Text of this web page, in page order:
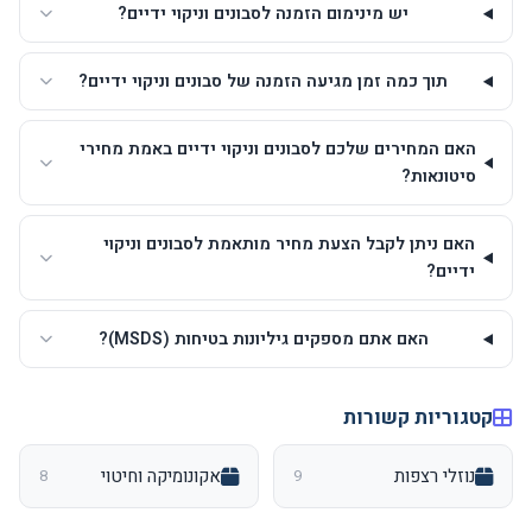
יש מינימום הזמנה לסבונים וניקוי ידיים?
תוך כמה זמן מגיעה הזמנה של סבונים וניקוי ידיים?
האם המחירים שלכם לסבונים וניקוי ידיים באמת מחירי
סיטונאות?
האם ניתן לקבל הצעת מחיר מותאמת לסבונים וניקוי
ידיים?
האם אתם מספקים גיליונות בטיחות (MSDS)?
קטגוריות קשורות
נוזלי רצפות 9 אקונומיקה וחיטוי 8